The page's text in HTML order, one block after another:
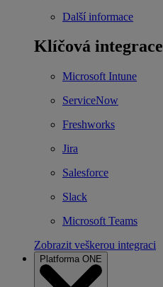
Další informace
Klíčová integrace
Microsoft Intune
ServiceNow
Freshworks
Jira
Salesforce
Slack
Microsoft Teams
Zobrazit veškerou integraci
Platforma ONE